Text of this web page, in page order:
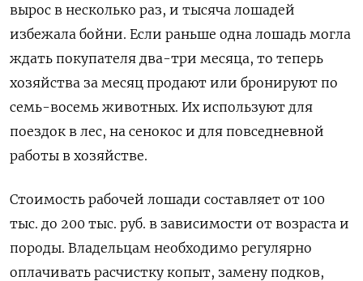
вырос в несколько раз, и тысяча лошадей
избежала бойни. Если раньше одна лошадь могла
ждать покупателя два-три месяца, то теперь
хозяйства за месяц продают или бронируют по
семь-восемь животных. Их используют для
поездок в лес, на сенокос и для повседневной
работы в хозяйстве.
Стоимость рабочей лошади составляет от 100
тыс. до 200 тыс. руб. в зависимости от возраста и
породы. Владельцам необходимо регулярно
оплачивать расчистку копыт, замену подков,